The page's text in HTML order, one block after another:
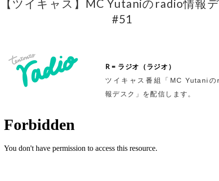
【ツイキャス】MC Yutaniのradio情報
#51
R = ラジオ（ラジオ）
ツイキャス番組「MC Yutani
報デスク」を配信します。